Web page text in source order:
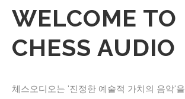
WELCOME TO
CHESS AUDIO
체스오디오는 '진정한 예술적 가치의 음악'을